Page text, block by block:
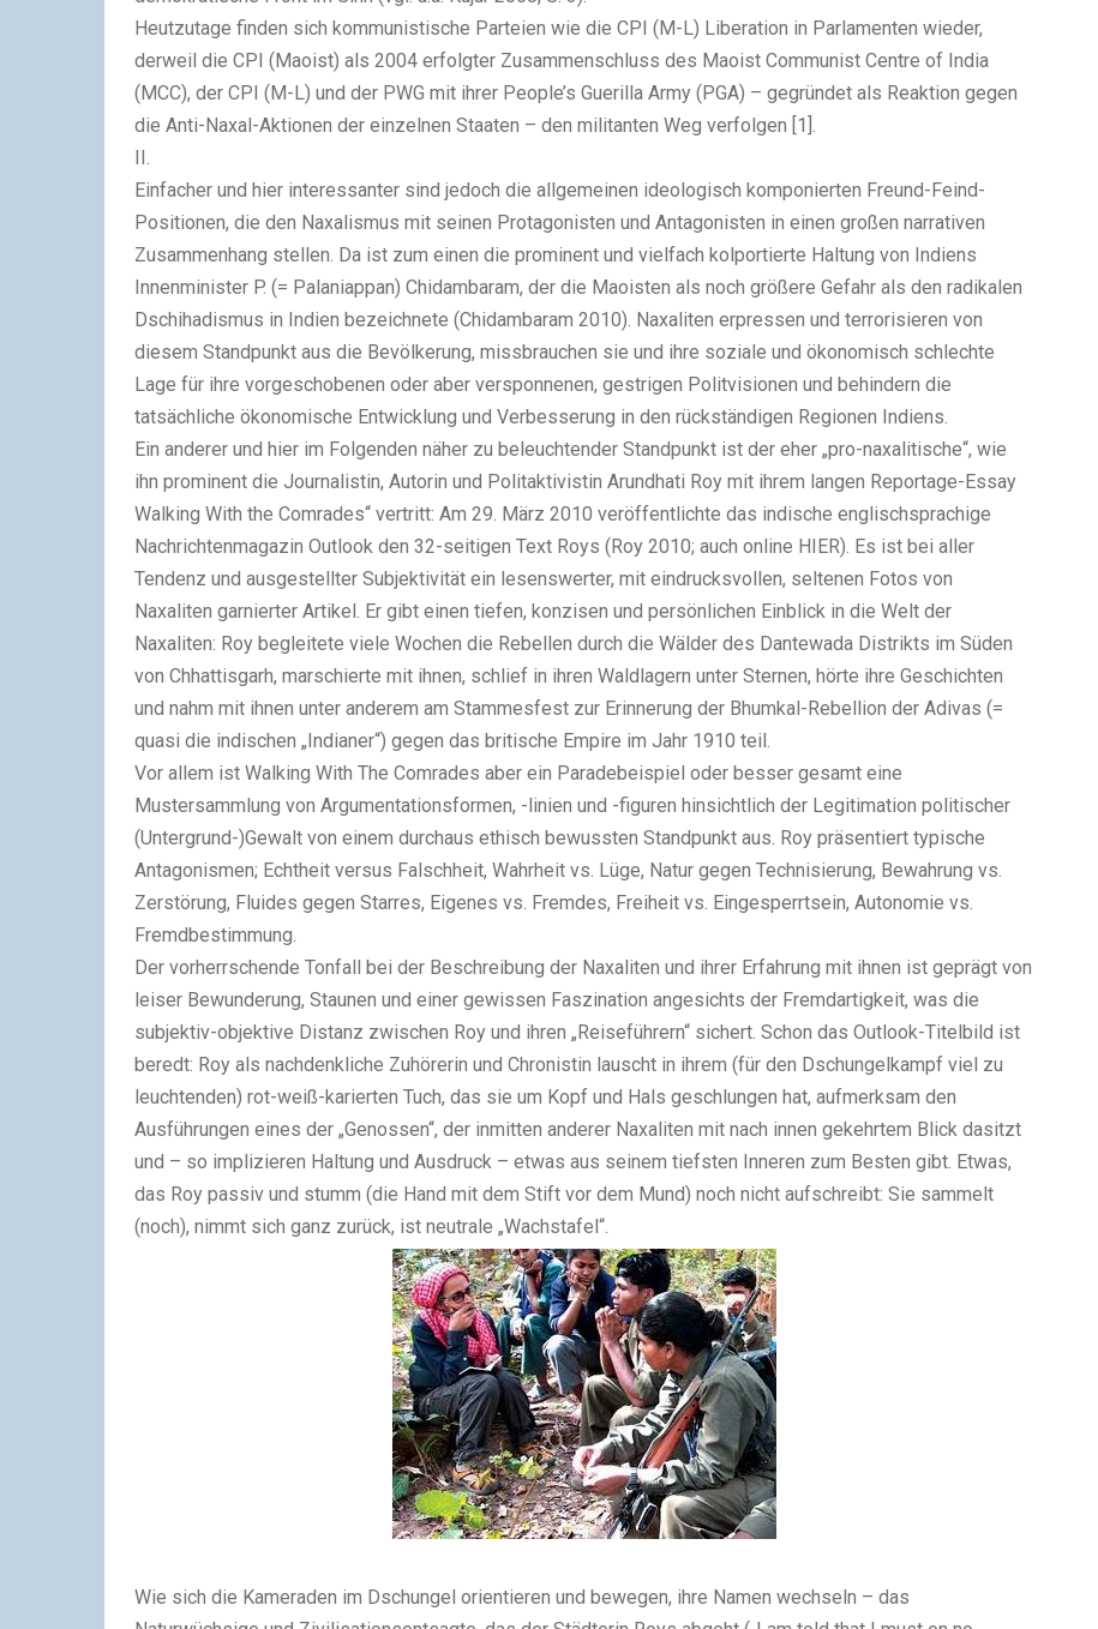
Heutzutage finden sich kommunistische Parteien wie die CPI (M-L) Liberation in Parlamenten wieder,
derweil die CPI (Maoist) als 2004 erfolgter Zusammenschluss des Maoist Communist Centre of India
(MCC), der CPI (M-L) und der PWG mit ihrer People’s Guerilla Army (PGA) – gegründet als Reaktion gegen
die Anti-Naxal-Aktionen der einzelnen Staaten – den militanten Weg verfolgen [1].
II.
Einfacher und hier interessanter sind jedoch die allgemeinen ideologisch komponierten Freund-Feind-
Positionen, die den Naxalismus mit seinen Protagonisten und Antagonisten in einen großen narrativen
Zusammenhang stellen. Da ist zum einen die prominent und vielfach kolportierte Haltung von Indiens
Innenminister P. (= Palaniappan) Chidambaram, der die Maoisten als noch größere Gefahr als den radikalen
Dschihadismus in Indien bezeichnete (Chidambaram 2010). Naxaliten erpressen und terrorisieren von
diesem Standpunkt aus die Bevölkerung, missbrauchen sie und ihre soziale und ökonomisch schlechte
Lage für ihre vorgeschobenen oder aber versponnenen, gestrigen Politvisionen und behindern die
tatsächliche ökonomische Entwicklung und Verbesserung in den rückständigen Regionen Indiens.
Ein anderer und hier im Folgenden näher zu beleuchtender Standpunkt ist der eher „pro-naxalitische“, wie
ihn prominent die Journalistin, Autorin und Politaktivistin Arundhati Roy mit ihrem langen Reportage-Essay
Walking With the Comrades“ vertritt: Am 29. März 2010 veröffentlichte das indische englischsprachige
Nachrichtenmagazin Outlook den 32-seitigen Text Roys (Roy 2010; auch online HIER). Es ist bei aller
Tendenz und ausgestellter Subjektivität ein lesenswerter, mit eindrucksvollen, seltenen Fotos von
Naxaliten garnierter Artikel. Er gibt einen tiefen, konzisen und persönlichen Einblick in die Welt der
Naxaliten: Roy begleitete viele Wochen die Rebellen durch die Wälder des Dantewada Distrikts im Süden
von Chhattisgarh, marschierte mit ihnen, schlief in ihren Waldlagern unter Sternen, hörte ihre Geschichten
und nahm mit ihnen unter anderem am Stammesfest zur Erinnerung der Bhumkal-Rebellion der Adivas (=
quasi die indischen „Indianer“) gegen das britische Empire im Jahr 1910 teil.
Vor allem ist Walking With The Comrades aber ein Paradebeispiel oder besser gesamt eine
Mustersammlung von Argumentationsformen, -linien und -figuren hinsichtlich der Legitimation politischer
(Untergrund-)Gewalt von einem durchaus ethisch bewussten Standpunkt aus. Roy präsentiert typische
Antagonismen; Echtheit versus Falschheit, Wahrheit vs. Lüge, Natur gegen Technisierung, Bewahrung vs.
Zerstörung, Fluides gegen Starres, Eigenes vs. Fremdes, Freiheit vs. Eingesperrtsein, Autonomie vs.
Fremdbestimmung.
Der vorherrschende Tonfall bei der Beschreibung der Naxaliten und ihrer Erfahrung mit ihnen ist geprägt von
leiser Bewunderung, Staunen und einer gewissen Faszination angesichts der Fremdartigkeit, was die
subjektiv-objektive Distanz zwischen Roy und ihren „Reiseführern“ sichert. Schon das Outlook-Titelbild ist
beredt: Roy als nachdenkliche Zuhörerin und Chronistin lauscht in ihrem (für den Dschungelkampf viel zu
leuchtenden) rot-weiß-karierten Tuch, das sie um Kopf und Hals geschlungen hat, aufmerksam den
Ausführungen eines der „Genossen“, der inmitten anderer Naxaliten mit nach innen gekehrtem Blick dasitzt
und – so implizieren Haltung und Ausdruck – etwas aus seinem tiefsten Inneren zum Besten gibt. Etwas,
das Roy passiv und stumm (die Hand mit dem Stift vor dem Mund) noch nicht aufschreibt: Sie sammelt
(noch), nimmt sich ganz zurück, ist neutrale „Wachstafel“.
Wie sich die Kameraden im Dschungel orientieren und bewegen, ihre Namen wechseln – das